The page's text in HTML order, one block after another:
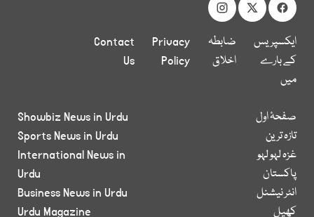
ایکسپریس
کے بارے
میں
ضابطہ
اخلاق
Privacy
Policy
Contact
Us
صفحۂ اول
تازہ ترین
غزہ لہو لہو
پاکستان
انٹر نیشنل
کھیل
Showbiz News in Urdu
Sports News in Urdu
International News in
Urdu
Business News in Urdu
Urdu Magazine